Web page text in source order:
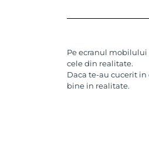
Pe ecranul
cele din realitate.
Daca te-au cucerit
bine in realitate.